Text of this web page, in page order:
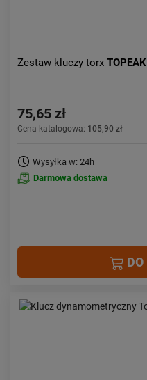
Zestaw kluczy torx TOPEAK
75,65 zł
Cena katalogowa: 105,90 zł
Wysyłka w: 24h
Darmowa dostawa